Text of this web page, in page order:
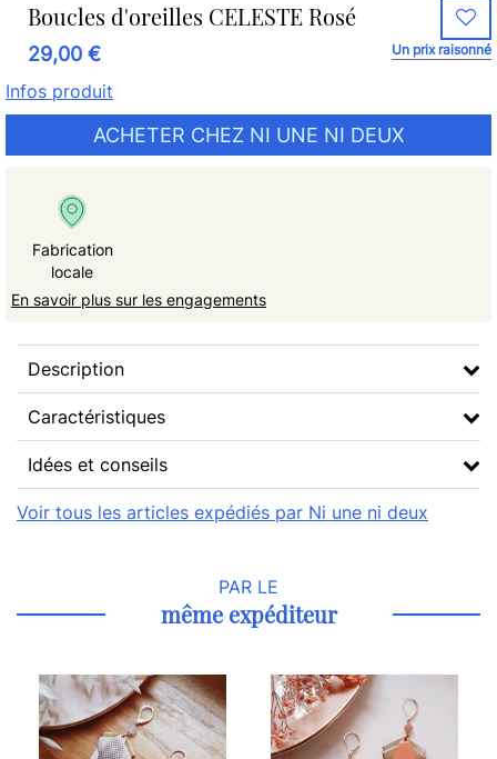
Boucles d'oreilles CELESTE Rosé
29,00 € Un prix raisonné
Infos produit
ACHETER CHEZ NI UNE NI DEUX
Fabrication
locale
En savoir plus sur les engagements
Description
Caractéristiques
Idées et conseils
Voir tous les articles expédiés par Ni une ni deux
PAR LE
même expéditeur